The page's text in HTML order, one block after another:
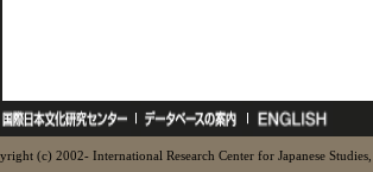
(c) 2002- International Research Center for Japanese